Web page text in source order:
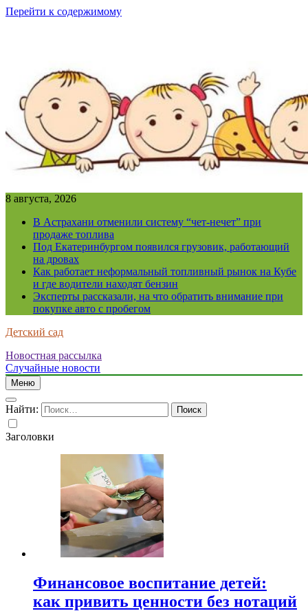
Перейти к содержимому
8 августа, 2026
В Астрахани отменили систему “чет-нечет” при
продаже топлива
Под Екатеринбургом появился грузовик, работающий
на дровах
Как работает неформальный топливный рынок на Кубе
и где водители находят бензин
Эксперты рассказали, на что обратить внимание при
покупке авто с пробегом
Детский сад
Новостная рассылка
Случайные новости
Меню
Найти:
Заголовки
Финансовое воспитание детей:
как привить ценности без нотаций